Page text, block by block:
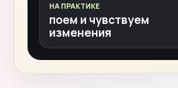
НА ПРАКТИКЕ
поем и чувствуем
изменения